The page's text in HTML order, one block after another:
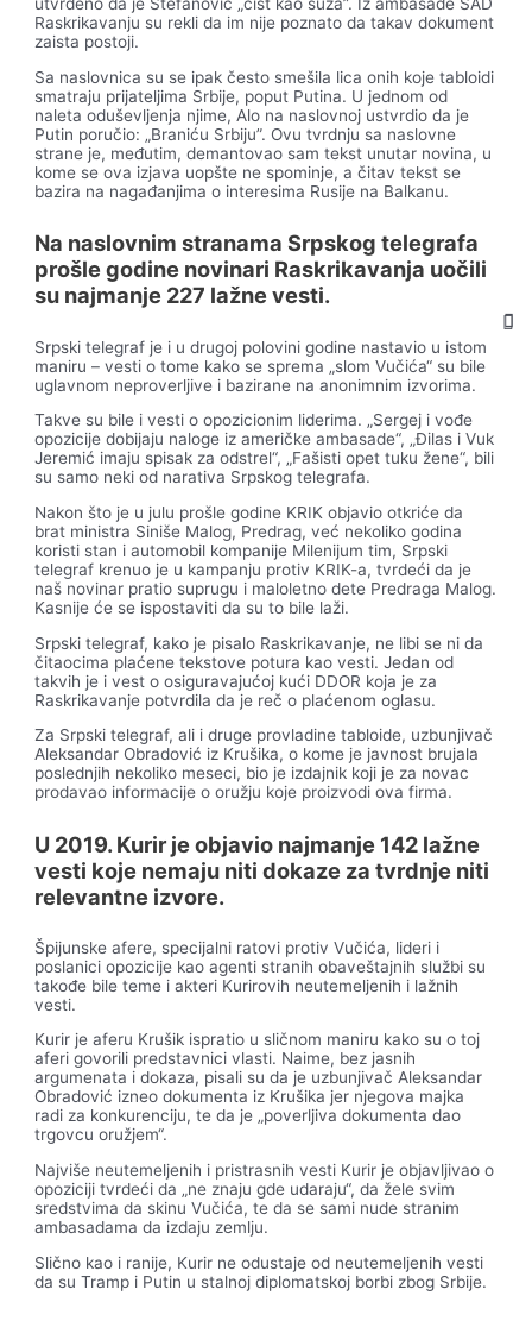
utvrđeno da je Stefanović „čist kao suza”. Iz ambasade SAD
Raskrikavanju su rekli da im nije poznato da takav dokument
zaista postoji.
Sa naslovnica su se ipak često smešila lica onih koje tabloidi
smatraju prijateljima Srbije, poput Putina. U jednom od
naleta oduševljenja njime, Alo na naslovnoj ustvrdio da je
Putin poručio: „Braniću Srbiju”. Ovu tvrdnju sa naslovne
strane je, međutim, demantovao sam tekst unutar novina, u
kome se ova izjava uopšte ne spominje, a čitav tekst se
bazira na nagađanjima o interesima Rusije na Balkanu.
Na naslovnim stranama Srpskog telegrafa
prošle godine novinari Raskrikavanja uočili
su najmanje 227 lažne vesti.
Srpski telegraf je i u drugoj polovini godine nastavio u istom
maniru – vesti o tome kako se sprema „slom Vučića“ su bile
uglavnom neproverljive i bazirane na anonimnim izvorima.
Takve su bile i vesti o opozicionim liderima. „Sergej i vođe
opozicije dobijaju naloge iz američke ambasade“, „Đilas i Vuk
Jeremić imaju spisak za odstrel“, „Fašisti opet tuku žene“, bili
su samo neki od narativa Srpskog telegrafa.
Nakon što je u julu prošle godine KRIK objavio otkriće da
brat ministra Siniše Malog, Predrag, već nekoliko godina
koristi stan i automobil kompanije Milenijum tim, Srpski
telegraf krenuo je u kampanju protiv KRIK-a, tvrdeći da je
naš novinar pratio suprugu i maloletno dete Predraga Malog.
Kasnije će se ispostaviti da su to bile laži.
Srpski telegraf, kako je pisalo Raskrikavanje, ne libi se ni da
čitaocima plaćene tekstove potura kao vesti. Jedan od
takvih je i vest o osiguravajućoj kući DDOR koja je za
Raskrikavanje potvrdila da je reč o plaćenom oglasu.
Za Srpski telegraf, ali i druge provladine tabloide, uzbunjivač
Aleksandar Obradović iz Krušika, o kome je javnost brujala
poslednjih nekoliko meseci, bio je izdajnik koji je za novac
prodavao informacije o oružju koje proizvodi ova firma.
U 2019. Kurir je objavio najmanje 142 lažne
vesti koje nemaju niti dokaze za tvrdnje niti
relevantne izvore.
Špijunske afere, specijalni ratovi protiv Vučića, lideri i
poslanici opozicije kao agenti stranih obaveštajnih službi su
takođe bile teme i akteri Kurirovih neutemeljenih i lažnih
vesti.
Kurir je aferu Krušik ispratio u sličnom maniru kako su o toj
aferi govorili predstavnici vlasti. Naime, bez jasnih
argumenata i dokaza, pisali su da je uzbunjivač Aleksandar
Obradović izneo dokumenta iz Krušika jer njegova majka
radi za konkurenciju, te da je „poverljiva dokumenta dao
trgovcu oružjem“.
Najviše neutemeljenih i pristrasnih vesti Kurir je objavljivao o
opoziciji tvrdeći da „ne znaju gde udaraju“, da žele svim
sredstvima da skinu Vučića, te da se sami nude stranim
ambasadama da izdaju zemlju.
Slično kao i ranije, Kurir ne odustaje od neutemeljenih vesti
da su Tramp i Putin u stalnoj diplomatskoj borbi zbog Srbije.